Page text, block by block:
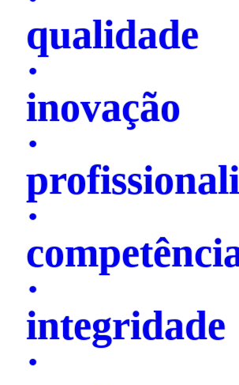
qualidade
·
inovação
·
·
·
integridade
·